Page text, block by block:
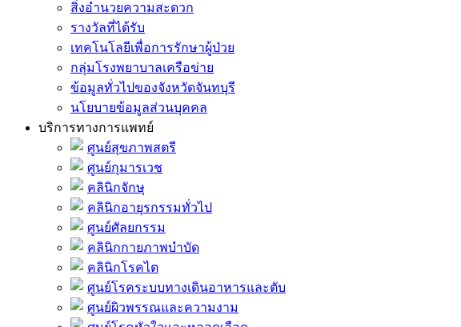
สิ่งอำนวยความสะดวก
รางวัลที่ได้รับ
เทคโนโลยีเพื่อการรักษาผู้ป่วย
กลุ่มโรงพยาบาลเครือข่าย
ข้อมูลทั่วไปของจังหวัดจันทบุรี
นโยบายข้อมูลส่วนบุคคล
บริการทางการแพทย์
ศูนย์สุขภาพสตรี
ศูนย์กุมารเวช
คลินิกจักษุ
คลินิกอายุรกรรมทั่วไป
ศูนย์ศัลยกรรม
คลินิกกายภาพบำบัด
คลินิกโรคไต
ศูนย์โรคระบบทางเดินอาหารและตับ
ศูนย์ผิวพรรณและความงาม